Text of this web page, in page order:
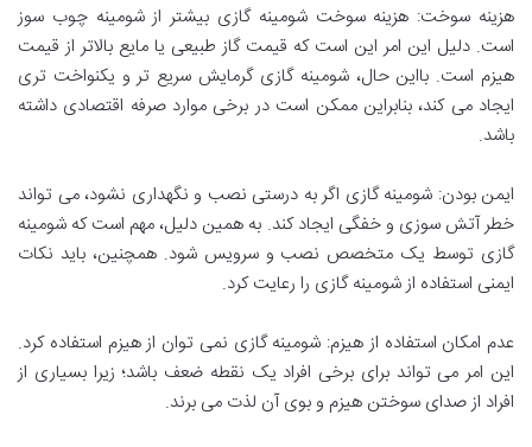
هزینه سوخت: هزینه سوخت شومینه گازی بیشتر از شومینه چوب سوز
است. دلیل این امر این است که قیمت گاز طبیعی یا مایع بالاتر از قیمت
هیزم است. بااین حال، شومینه گازی گرمایش سریع تر و یکنواخت تری
ایجاد می کند، بنابراین ممکن است در برخی موارد صرفه اقتصادی داشته
باشد.
ایمن بودن: شومینه گازی اگر به درستی نصب و نگهداری نشود، می تواند
خطر آتش سوزی و خفگی ایجاد کند. به همین دلیل، مهم است که شومینه
گازی توسط یک متخصص نصب و سرویس شود. همچنین، باید نکات
ایمنی استفاده از شومینه گازی را رعایت کرد.
عدم امکان استفاده از هیزم: شومینه گازی نمی توان از هیزم استفاده کرد.
این امر می تواند برای برخی افراد یک نقطه ضعف باشد؛ زیرا بسیاری از
افراد از صدای سوختن هیزم و بوی آن لذت می برند.